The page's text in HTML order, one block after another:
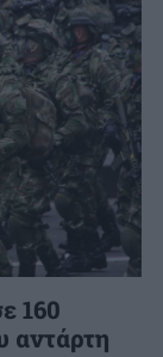
160
αντάρτη